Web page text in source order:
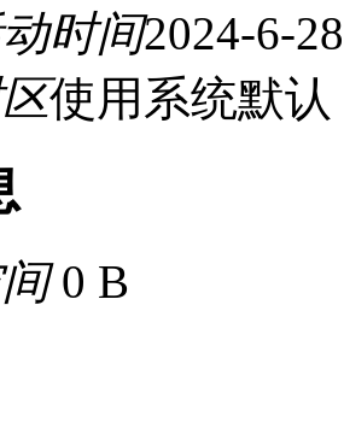
动时间2024-6-
使用系统默认
0 B